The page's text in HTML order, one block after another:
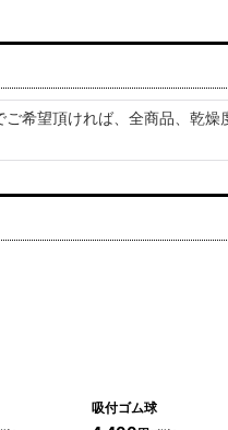
希望頂ければ、全商品、乾
吸付ゴム球